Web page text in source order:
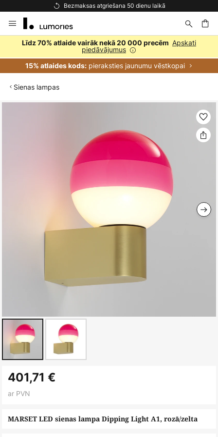
Bezmaksas atgriešana 50 dienu laikā
to
Content
Līdz 70% atlaide vairāk nekā 20 000 precēm Apskati
piedāvājumus
15% atlaides kods:pieraksties jaunumu vēstkopai
Sienas lampas
uz
galerijas
MARSET LED sienas lampa Dipping Light A1, rozā/zelta
401,71 €
ar PVN